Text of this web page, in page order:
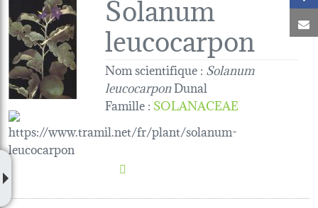
leucocarpon
Nom scientifique : Solanum
leucocarponDunal
Famille: SOLANACEAE